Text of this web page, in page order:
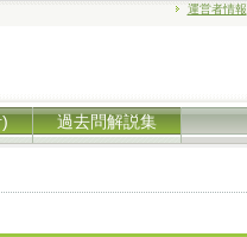
運営者情報
過去問解説集